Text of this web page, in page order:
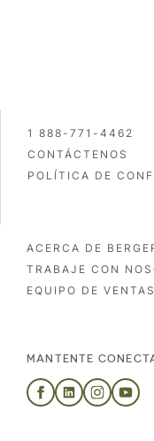
1 888-771-4462
CONTÁCTENOS
POLÍTICA DE
ACERCA DE
TRABAJE CON
EQUIPO DE VENTAS
MANTENTE